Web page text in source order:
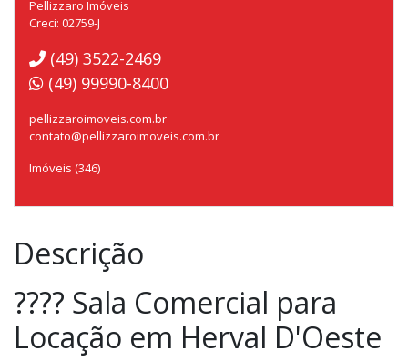
Pellizzaro Imóveis
Creci: 02759-J
(49) 3522-2469
(49) 99990-8400
pellizzaroimoveis.com.br
contato@pellizzaroimoveis.com.br
Imóveis (346)
Descrição
???? Sala Comercial para
Locação em Herval D'Oeste